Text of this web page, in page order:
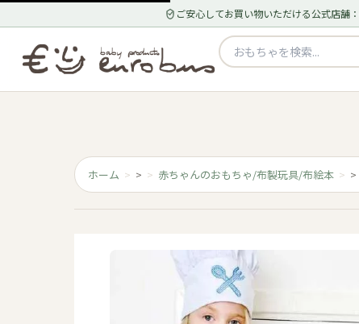
ご安心してお買い物いただける公式店舗：
ホーム > 赤ちゃんのおもちゃ/布製玩具/布絵本 >